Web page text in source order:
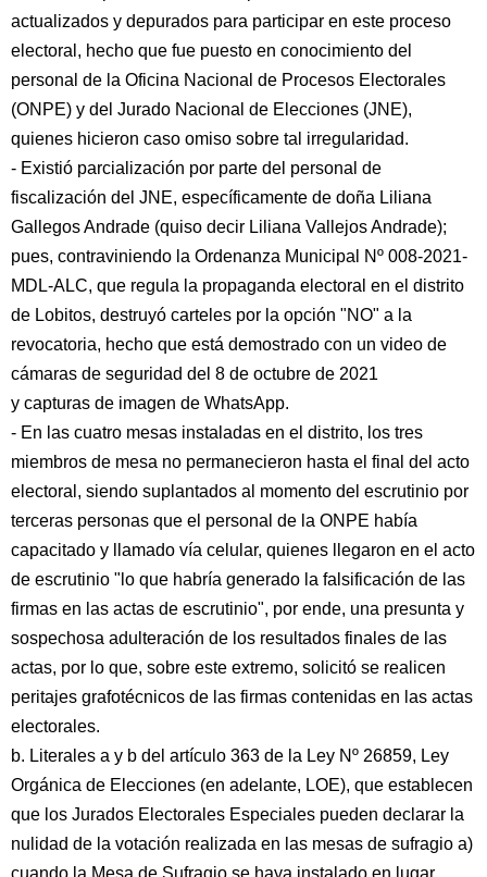
actualizados y depurados para participar en este proceso
electoral, hecho que fue puesto en conocimiento del
personal de la Oficina Nacional de Procesos Electorales
(ONPE) y del Jurado Nacional de Elecciones (JNE),
quienes hicieron caso omiso sobre tal irregularidad.
- Existió parcialización por parte del personal de
fiscalización del JNE, específicamente de doña Liliana
Gallegos Andrade (quiso decir Liliana Vallejos Andrade);
pues, contraviniendo la Ordenanza Municipal Nº 008-2021-
MDL-ALC, que regula la propaganda electoral en el distrito
de Lobitos, destruyó carteles por la opción "NO" a la
revocatoria, hecho que está demostrado con un video de
cámaras de seguridad del 8 de octubre de 2021
y capturas de imagen de WhatsApp.
- En las cuatro mesas instaladas en el distrito, los tres
miembros de mesa no permanecieron hasta el final del acto
electoral, siendo suplantados al momento del escrutinio por
terceras personas que el personal de la ONPE había
capacitado y llamado vía celular, quienes llegaron en el acto
de escrutinio "lo que habría generado la falsificación de las
firmas en las actas de escrutinio", por ende, una presunta y
sospechosa adulteración de los resultados finales de las
actas, por lo que, sobre este extremo, solicitó se realicen
peritajes grafotécnicos de las firmas contenidas en las actas
electorales.
b. Literales a y b del artículo 363 de la Ley Nº 26859, Ley
Orgánica de Elecciones (en adelante, LOE), que establecen
que los Jurados Electorales Especiales pueden declarar la
nulidad de la votación realizada en las mesas de sufragio a)
cuando la Mesa de Sufragio se haya instalado en lugar